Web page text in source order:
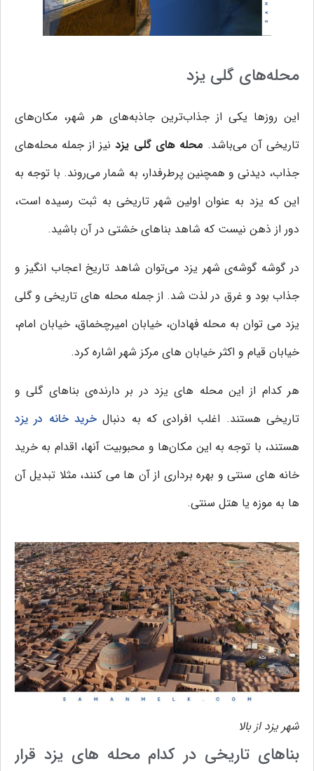
محله‌های گلی یزد
این روزها یکی از جذاب‌ترین جاذبه‌های هر شهر، مکان‌های
تاریخی آن‌ می‌باشد. محله های گلی یزد نیز از جمله محله‌های
جذاب، دیدنی و همچنین پرطرفدار، به شمار می‌روند. با توجه به
این که یزد به عنوان اولین شهر تاریخی به ثبت رسیده است،
دور از ذهن نیست که شاهد بناهای خشتی در آن باشید.
در گوشه گوشه‌ی شهر یزد می‌توان شاهد تاریخ اعجاب انگیز و
جذاب بود و غرق در لذت شد. از جمله محله های تاریخی و گلی
یزد می توان به محله فهادان، خیابان امیرچخماق، خیابان امام،
خیابان قیام و اکثر خیابان های مرکز شهر اشاره کرد.
هر کدام از این محله های یزد در بر دارنده‌ی بناهای گلی و
تاریخی هستند. اغلب افرادی که به دنبالخرید خانه در یزد
هستند، با توجه به این مکان‌ها و محبوبیت آنها، اقدام به خرید
خانه های سنتی و بهره برداری از آن ها می کنند، مثلا تبدیل آن
ها به موزه یا هتل سنتی.
شهر یزد از بالا
بناهای تاریخی در کدام محله های یزد قرار